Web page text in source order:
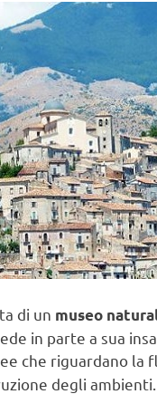
di un museo
in parte a sua
che riguardano la
degli